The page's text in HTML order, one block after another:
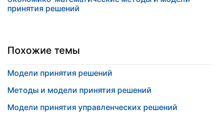
принятия решений
Похожие темы
Модели принятия решений
Методы и модели принятия решений
Модели принятия управленческих решений